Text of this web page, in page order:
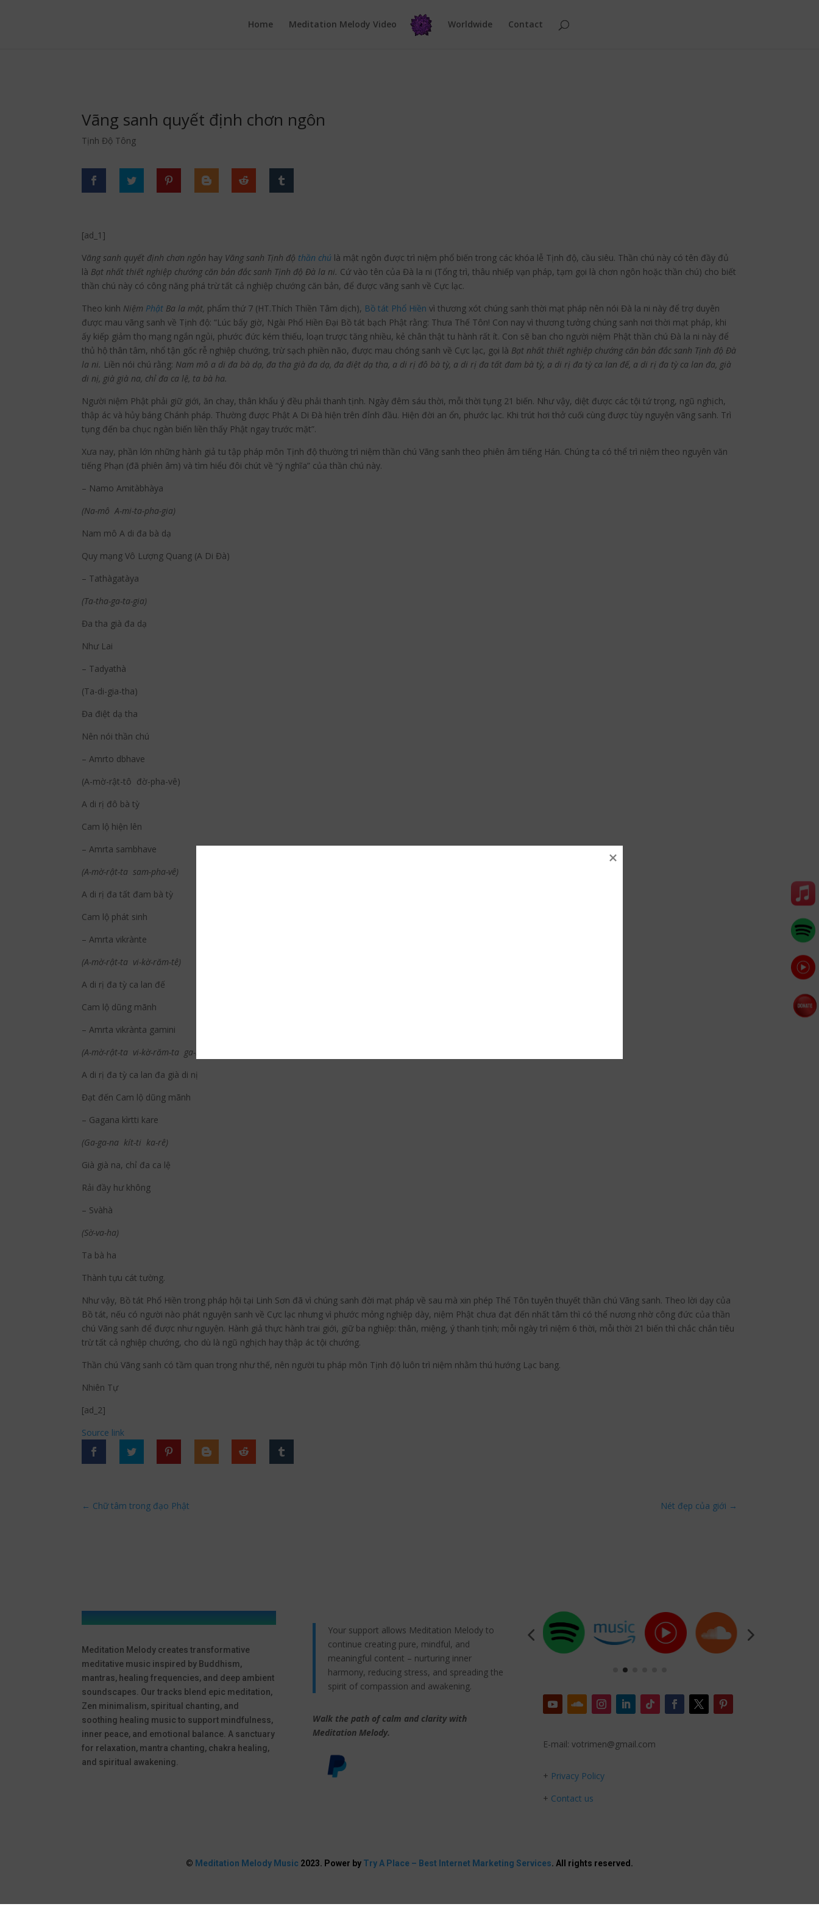
Home
Meditation Melody Video Worldwide Contact
Vãng sanh quyết định chơn ngôn
Tịnh Độ Tông
[ad_1]
Vãng sanh quyết định chơn ngôn hay Vãng sanh Tịnh độ thần chú là mật ngôn được trì niệm phổ biến trong các khóa lễ Tịnh độ, cầu siêu. Thần chú này có tên đầy đủ
là Bạt nhất thiết nghiệp chướng căn bản đắc sanh Tịnh độ Đà la ni. Cứ vào tên của Đà la ni (Tổng trì, thâu nhiếp vạn pháp, tạm gọi là chơn ngôn hoặc thần chú) cho biết
thần chú này có công năng phá trừ tất cả nghiệp chướng căn bản, để được vãng sanh về Cực lạc.
Theo kinh Niệm Phật Ba la mật, phẩm thứ 7 (HT.Thích Thiền Tâm dịch), Bồ tát Phổ Hiền vì thương xót chúng sanh thời mạt pháp nên nói Đà la ni này để trợ duyên
được mau vãng sanh về Tịnh độ: “Lúc bấy giờ, Ngài Phổ Hiền Đại Bồ tát bạch Phật rằng: Thưa Thế Tôn! Con nay vì thương tưởng chúng sanh nơi thời mạt pháp, khi
ấy kiếp giảm thọ mạng ngắn ngủi, phước đức kém thiếu, loạn trược tăng nhiều, kẻ chân thật tu hành rất ít. Con sẽ ban cho người niệm Phật thần chú Đà la ni này để
thủ hộ thân tâm, nhổ tận gốc rễ nghiệp chướng, trừ sạch phiền não, được mau chóng sanh về Cực lạc, gọi là Bạt nhất thiết nghiệp chướng căn bản đắc sanh Tịnh độ Đà
la ni. Liền nói chú rằng: Nam mô a di đa bà dạ, đa tha già đa dạ, đa điệt dạ tha, a di rị đô bà tỳ, a di rị đa tất đam bà tỳ, a di rị đa tỳ ca lan đế, a di rị đa tỳ ca lan đa, già
di nị, già già na, chỉ đa ca lệ, ta bà ha.
Người niệm Phật phải giữ giới, ăn chay, thân khẩu ý đều phải thanh tịnh. Ngày đêm sáu thời, mỗi thời tụng 21 biến. Như vậy, diệt được các tội tứ trọng, ngũ nghịch,
thập ác và hủy báng Chánh pháp. Thường được Phật A Di Đà hiện trên đỉnh đầu. Hiện đời an ổn, phước lạc. Khi trút hơi thở cuối cùng được tùy nguyện vãng sanh. Trì
tụng đến ba chục ngàn biến liền thấy Phật ngay trước mặt”.
Xưa nay, phần lớn những hành giả tu tập pháp môn Tịnh độ thường trì niệm thần chú Vãng sanh theo phiên âm tiếng Hán. Chúng ta có thể trì niệm theo nguyên văn
tiếng Phạn (đã phiên âm) và tìm hiểu đôi chút về “ý nghĩa” của thần chú này.
– Namo Amitàbhàya
(Na-mô A-mi-ta-pha-gia)
Nam mô A di đa bà dạ
Quy mạng Vô Lượng Quang (A Di Đà)
– Tathàgatàya
(Ta-tha-ga-ta-gia)
Đa tha già đa dạ
Như Lai
– Tadyathà
(Ta-di-gia-tha)
Đa điệt dạ tha
Nên nói thần chú
– Amrto dbhave
(A-mờ-rật-tô đờ-pha-vê)
A di rị đô bà tỳ
Cam lộ hiện lên
– Amrta sambhave
(A-mờ-rật-ta sam-pha-vê)
A di rị đa tất đam bà tỳ
Cam lộ phát sinh
– Amrta vikrànte
(A-mờ-rật-ta vi-kờ-răm-tê)
A di rị đa tỳ ca lan đế
Cam lộ dũng mãnh
– Amrta vikrànta gamini
(A-mờ-rật-ta vi-kờ-răm-ta ga-mi-ni)
A di rị đa tỳ ca lan đa già di nị
Đạt đến Cam lộ dũng mãnh
– Gagana kìrtti kare
(Ga-ga-na kít-ti ka-rê)
Già già na, chỉ đa ca lệ
Rải đầy hư không
– Svàhà
(Sờ-va-ha)
Ta bà ha
Thành tựu cát tường.
Như vậy, Bồ tát Phổ Hiền trong pháp hội tại Linh Sơn đã vì chúng sanh đời mạt pháp về sau mà xin phép Thế Tôn tuyên thuyết thần chú Vãng sanh. Theo lời dạy của
Bồ tát, nếu có người nào phát nguyện sanh về Cực lạc nhưng vì phước mỏng nghiệp dày, niệm Phật chưa đạt đến nhất tâm thì có thể nương nhờ công đức của thần
chú Vãng sanh để được như nguyện. Hành giả thực hành trai giới, giữ ba nghiệp: thân, miệng, ý thanh tịnh; mỗi ngày trì niệm 6 thời, mỗi thời 21 biến thì chắc chắn tiêu
trừ tất cả nghiệp chướng, cho dù là ngũ nghịch hay thập ác tội chướng.
Thần chú Vãng sanh có tầm quan trọng như thế, nên người tu pháp môn Tịnh độ luôn trì niệm nhằm thú hướng Lạc bang.
Nhiên Tự
[ad_2]
Source link
← Chữ tâm trong đạo Phật Nét đẹp của giới →
Meditation Melody creates transformative
meditative music inspired by Buddhism,
mantras, healing frequencies, and deep ambient
soundscapes. Our tracks blend epic meditation,
Zen minimalism, spiritual chanting, and
soothing healing music to support mindfulness,
inner peace, and emotional balance. A sanctuary
for relaxation, mantra chanting, chakra healing,
and spiritual awakening.
Your support allows Meditation Melody to
continue creating pure, mindful, and
meaningful content – nurturing inner
harmony, reducing stress, and spreading the
spirit of compassion and awakening.
Walk the path of calm and clarity with
Meditation Melody.
E-mail: votrimen@gmail.com
+ Privacy Policy
+ Contact us
© Meditation Melody Music 2023. Power by Try A Place – Best Internet Marketing Services. All rights reserved.